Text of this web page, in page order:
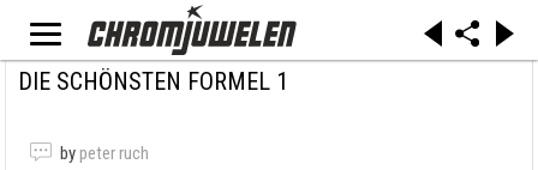
DIE SCHÖNSTEN FORMEL 1
by peter ruch